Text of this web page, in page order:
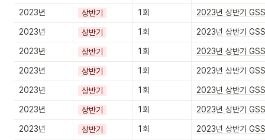
2023년 상반기 1회 2023년 상반기
2023년 상반기 1회 2023년 상반기
2023년 상반기 1회 2023년 상반기
2023년 상반기 1회 2023년 상반기
2023년 상반기 1회 2023년 상반기
2023년 상반기 1회 2023년 상반기
2023년 상반기 1회 2023년 상반기